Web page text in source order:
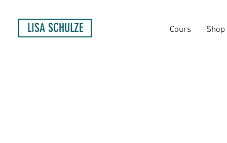
Cours Shop
LISA SCHULZE